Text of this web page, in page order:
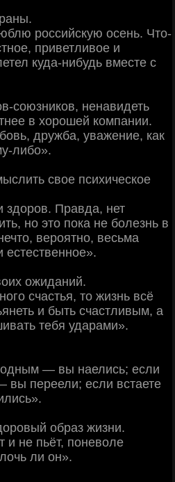
российскую осень. Что-
приветливое и
куда-нибудь вместе с
союзников, ненавидеть
в хорошей компании.
дружба, уважение, как
либо».
свое психическое
здоров. Правда, нет
но это пока не болезнь в
вероятно, весьма
естественное».
ожиданий.
счастья, то жизнь всё
и быть счастливым, а
тебя ударами».
— вы наелись; если
вы переели; если встаете
образ жизни.
и не пьёт, поневоле
ли он».